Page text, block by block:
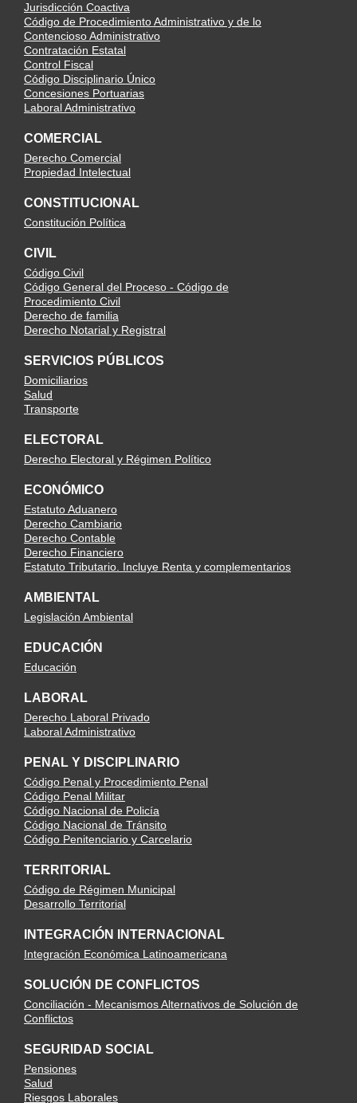
Jurisdicción Coactiva
Código de Procedimiento Administrativo y de lo
Contencioso Administrativo
Contratación Estatal
Control Fiscal
Código Disciplinario Único
Concesiones Portuarias
Laboral Administrativo
COMERCIAL
Derecho Comercial
Propiedad Intelectual
CONSTITUCIONAL
Constitución Política
CIVIL
Código Civil
Código General del Proceso - Código de
Procedimiento Civil
Derecho de familia
Derecho Notarial y Registral
SERVICIOS PÚBLICOS
Domiciliarios
Salud
Transporte
ELECTORAL
Derecho Electoral y Régimen Político
ECONÓMICO
Estatuto Aduanero
Derecho Cambiario
Derecho Contable
Derecho Financiero
Estatuto Tributario. Incluye Renta y complementarios
AMBIENTAL
Legislación Ambiental
EDUCACIÓN
Educación
LABORAL
Derecho Laboral Privado
Laboral Administrativo
PENAL Y DISCIPLINARIO
Código Penal y Procedimiento Penal
Código Penal Militar
Código Nacional de Policía
Código Nacional de Tránsito
Código Penitenciario y Carcelario
TERRITORIAL
Código de Régimen Municipal
Desarrollo Territorial
INTEGRACIÓN INTERNACIONAL
Integración Económica Latinoamericana
SOLUCIÓN DE CONFLICTOS
Conciliación - Mecanismos Alternativos de Solución de
Conflictos
SEGURIDAD SOCIAL
Pensiones
Salud
Riesgos Laborales